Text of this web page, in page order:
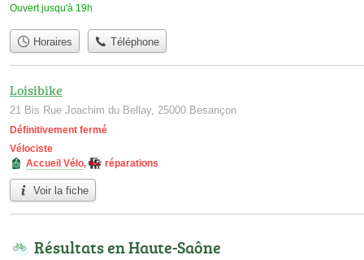
Ouvert jusqu'à 19h
Horaires Téléphone
Loisibike
21 Bis Rue Joachim du Bellay, 25000 Besançon
Définitivement fermé
Vélociste
Accueil Vélo, réparations
Voir la fiche
Résultats en Haute-Saône